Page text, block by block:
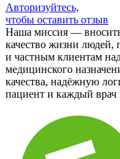
Авторизуйтесь,
чтобы оставить отзыв
Наша миссия — вносить
качество жизни людей,
и частным клиентам
медицинского
качества, надёжную
пациент и каждый врач